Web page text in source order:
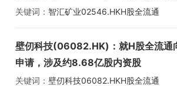
关键词： 智汇矿业02546.HKH股全流通
壁仞科技(06082.HK)：就H股全流通
申请，涉及约8.68亿股内资股
关键词： 壁仞科技06082.HKH股全流通